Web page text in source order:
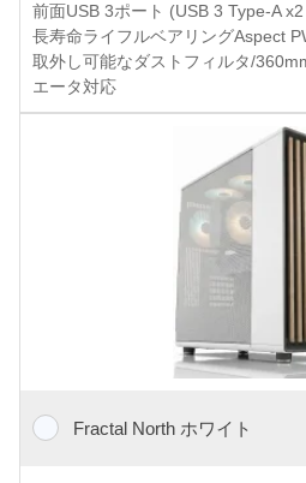
前面USB 3ポート (USB 3 Type-A
長寿命ライフルベアリングAspect
取外し可能なダストフィルタ/
エータ対応
Fractal North ホワイト